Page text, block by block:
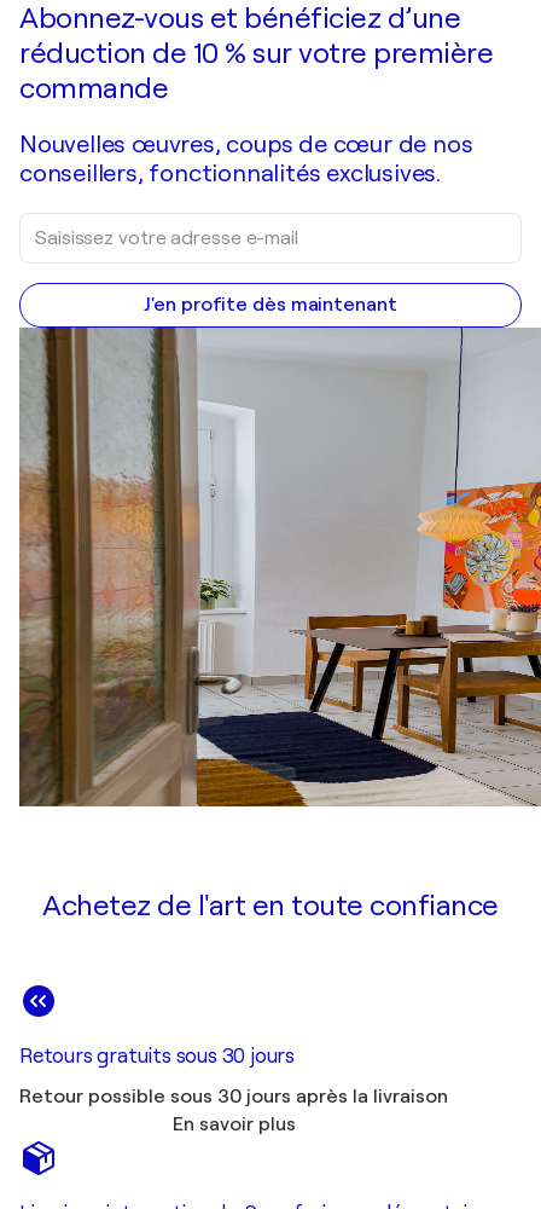
Abonnez-vous et bénéficiez d’une
réduction de 10 % sur votre première
commande
Nouvelles œuvres, coups de cœur de nos
conseillers, fonctionnalités exclusives.
J'en profite dès maintenant
Achetez de l'art en toute confiance
Retours gratuits sous 30 jours
Retour possible sous 30 jours après la livraison
En savoir plus